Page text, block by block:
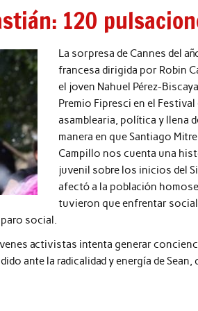
120
La sorpresa de Cannes del
francesa dirigida por Robin
el joven Nahuel Pérez-
Premio Fipresci en el Festival
asamblearia, política y llena
manera en que Santiago
Campillo nos cuenta una
juvenil sobre los inicios del
afectó a la población
tuvieron que enfrentar
social.
activistas intenta generar
ante la radicalidad y energía de